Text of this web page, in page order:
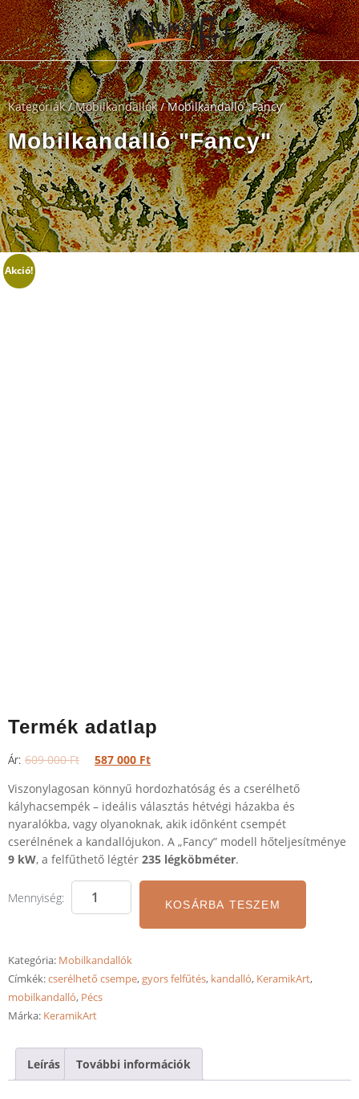
Kategóriák/Mobilkandallók/ Mobilkandalló „Fancy”
Mobilkandalló "Fancy"
Akció!
Termék adatlap
609 000Ft 587 000 Ft
Viszonylagosan könnyű hordozhatóság és a cserélhető
kályhacsempék – ideális választás hétvégi házakba és
nyaralókba, vagy olyanoknak, akik időnként csempét
cserélnének a kandallójukon. A „Fancy” modell hőteljesítménye
9 kW, a felfűthető légtér 235 légköbméter.
KOSÁRBA TESZEM
Kategória: Mobilkandallók
Címkék:cserélhető csempe, gyors felfűtés, kandalló, KeramikArt,
mobilkandalló, Pécs
Márka: KeramikArt
Leírás További információk